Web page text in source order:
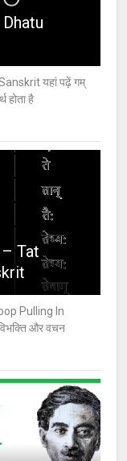
यहां पढ़ें गम्
होता है
Tat
Pulling In
और वचन